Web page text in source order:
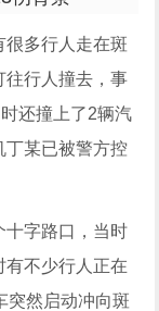
很多行人走在斑
往行人撞去，事
还撞上了2辆汽
丁某已被警方控
十字路口，当时
有不少行人正在
突然启动冲向斑